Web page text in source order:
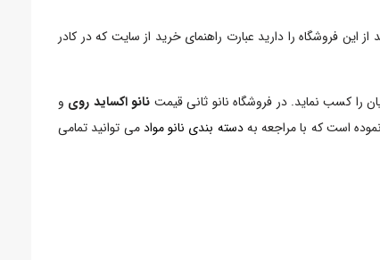
این فروشگاه را دارید عبارت راهنمای خرید از سایت که در کادر
را کسب نماید. در فروشگاه نانو ثانی قیمت نانو اکساید روی و
است که با مراجعه بهدسته بندی نانو موادمی توانید تمامی